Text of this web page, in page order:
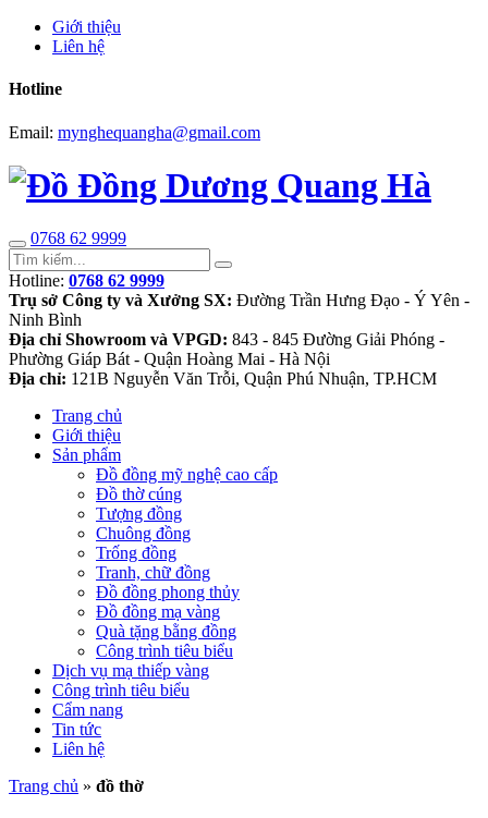
Giới thiệu
Liên hệ
Hotline
Email: mynghequangha@gmail.com
0768 62 9999
Hotline: 0768 62 9999
Trụ sở Công ty và Xưởng SX: Đường Trần Hưng Đạo - Ý Yên -
Ninh Bình
Địa chỉ Showroom và VPGD: 843 - 845 Đường Giải Phóng -
Phường Giáp Bát - Quận Hoàng Mai - Hà Nội
Địa chỉ: 121B Nguyễn Văn Trỗi, Quận Phú Nhuận, TP.HCM
Trang chủ
Giới thiệu
Sản phẩm
Đồ đồng mỹ nghệ cao cấp
Đồ thờ cúng
Tượng đồng
Chuông đồng
Trống đồng
Tranh, chữ đồng
Đồ đồng phong thủy
Đồ đồng mạ vàng
Quà tặng bằng đồng
Công trình tiêu biểu
Dịch vụ mạ thiếp vàng
Công trình tiêu biểu
Cẩm nang
Tin tức
Liên hệ
Trang chủ » đồ thờ